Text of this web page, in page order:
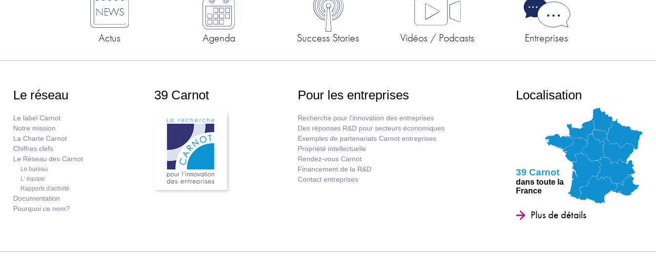
Actus Agenda Success Stories Vidéos / Podcasts Entreprises
Le réseau
Le label Carnot
Notre mission
La Charte Carnot
Chiffres clefs
Le Réseau des Carnot
Le bureau
L' équipe
Rapports d'activité
Documentation
Pourquoi ce nom?
39 Carnot Pour les entreprises
Recherche pour l'innovation des entreprises
Des réponses R&D pour secteurs économiques
Exemples de partenariats Carnot entreprises
Propriété intellectuelle
Rendez-vous Carnot
Financement de la R&D
Contact entreprises
Localisation
39 Carnot
dans toute la
France
Plus de détails